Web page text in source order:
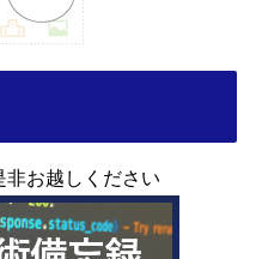
お越しください